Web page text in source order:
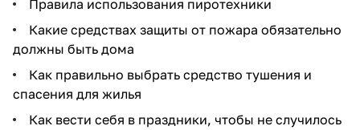
Правила использования пиротехники
Какие средствах защиты от пожара обязательно
должны быть дома
Как правильно выбрать средство тушения и
спасения для жилья
Как вести себя в праздники, чтобы не случилось